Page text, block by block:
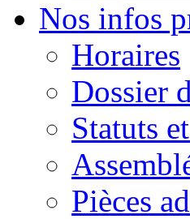
Nos infos
Horaires
Dossier
Statuts
Pièces